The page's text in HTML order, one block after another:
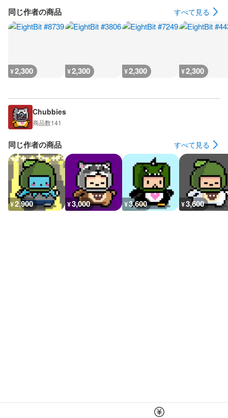
同じ作者の商品 すべて見る
¥2,300 ¥2,300 ¥2,300 ¥2,300
Chubbies
商品数141
同じ作者の商品 すべて見る
¥2,900 ¥3,000 ¥3,600 ¥3,600